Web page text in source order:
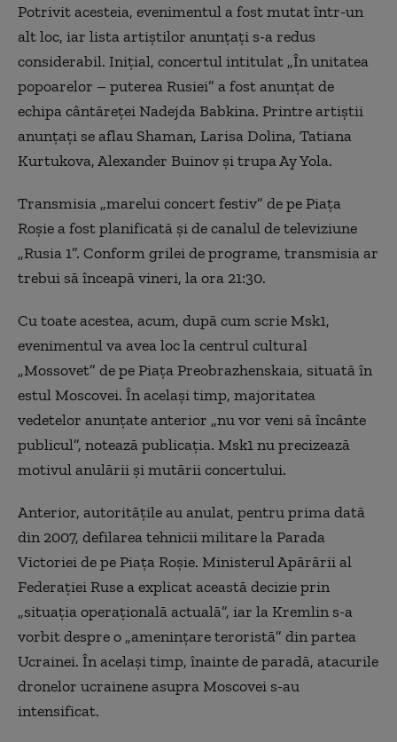
Potrivit acesteia, evenimentul a fost mutat într-un
alt loc, iar lista artiștilor anunțați s-a redus
considerabil. Inițial, concertul intitulat „În unitatea
popoarelor – puterea Rusiei” a fost anunțat de
echipa cântăreței Nadejda Babkina. Printre artiștii
anunțați se aflau Shaman, Larisa Dolina, Tatiana
Kurtukova, Alexander Buinov și trupa Ay Yola.
Transmisia „marelui concert festiv” de pe Piața
Roșie a fost planificată și de canalul de televiziune
„Rusia 1”. Conform grilei de programe, transmisia ar
trebui să înceapă vineri, la ora 21:30.
Cu toate acestea, acum, după cum scrie Msk1,
evenimentul va avea loc la centrul cultural
„Mossovet” de pe Piața Preobrazhenskaia, situată în
estul Moscovei. În același timp, majoritatea
vedetelor anunțate anterior „nu vor veni să încânte
publicul”, notează publicația. Msk1 nu precizează
motivul anulării și mutării concertului.
Anterior, autoritățile au anulat, pentru prima dată
din 2007, defilarea tehnicii militare la Parada
Victoriei de pe Piața Roșie. Ministerul Apărării al
Federației Ruse a explicat această decizie prin
„situația operațională actuală”, iar la Kremlin s-a
vorbit despre o „amenințare teroristă” din partea
Ucrainei. În același timp, înainte de paradă, atacurile
dronelor ucrainene asupra Moscovei s-au
intensificat.